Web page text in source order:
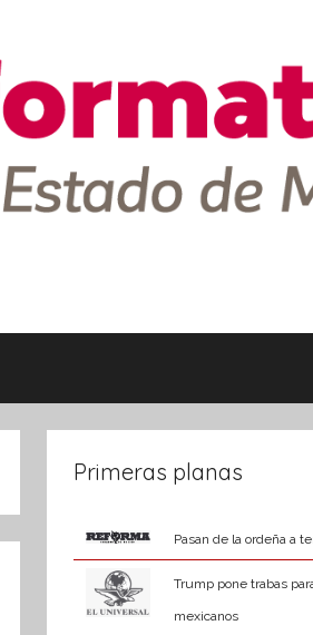
Primeras planas
Pasan de la ordeña a
Trump pone trabas
mexicanos